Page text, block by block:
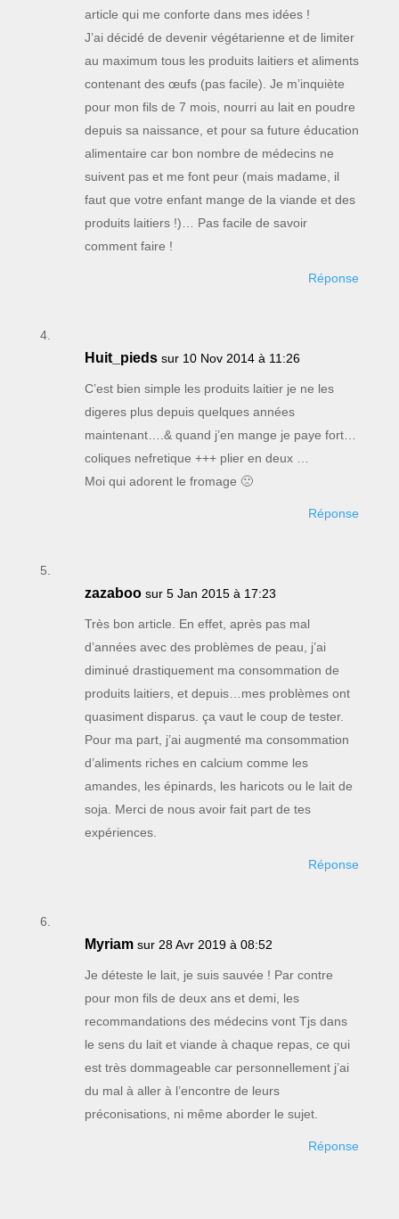
article qui me conforte dans mes idées !
J’ai décidé de devenir végétarienne et de limiter
au maximum tous les produits laitiers et aliments
contenant des œufs (pas facile). Je m’inquiète
pour mon fils de 7 mois, nourri au lait en poudre
depuis sa naissance, et pour sa future éducation
alimentaire car bon nombre de médecins ne
suivent pas et me font peur (mais madame, il
faut que votre enfant mange de la viande et des
produits laitiers !)… Pas facile de savoir
comment faire !
Réponse
Huit_pieds sur 10 Nov 2014 à 11:26
C’est bien simple les produits laitier je ne les
digeres plus depuis quelques années
maintenant….& quand j’en mange je paye fort…
coliques nefretique +++ plier en deux …
Moi qui adorent le fromage 🙁
Réponse
zazaboo sur 5 Jan 2015 à 17:23
Très bon article. En effet, après pas mal
d’années avec des problèmes de peau, j’ai
diminué drastiquement ma consommation de
produits laitiers, et depuis…mes problèmes ont
quasiment disparus. ça vaut le coup de tester.
Pour ma part, j’ai augmenté ma consommation
d’aliments riches en calcium comme les
amandes, les épinards, les haricots ou le lait de
soja. Merci de nous avoir fait part de tes
expériences.
Réponse
Myriam sur 28 Avr 2019 à 08:52
Je déteste le lait, je suis sauvée ! Par contre
pour mon fils de deux ans et demi, les
recommandations des médecins vont Tjs dans
le sens du lait et viande à chaque repas, ce qui
est très dommageable car personnellement j’ai
du mal à aller à l’encontre de leurs
préconisations, ni même aborder le sujet.
Réponse